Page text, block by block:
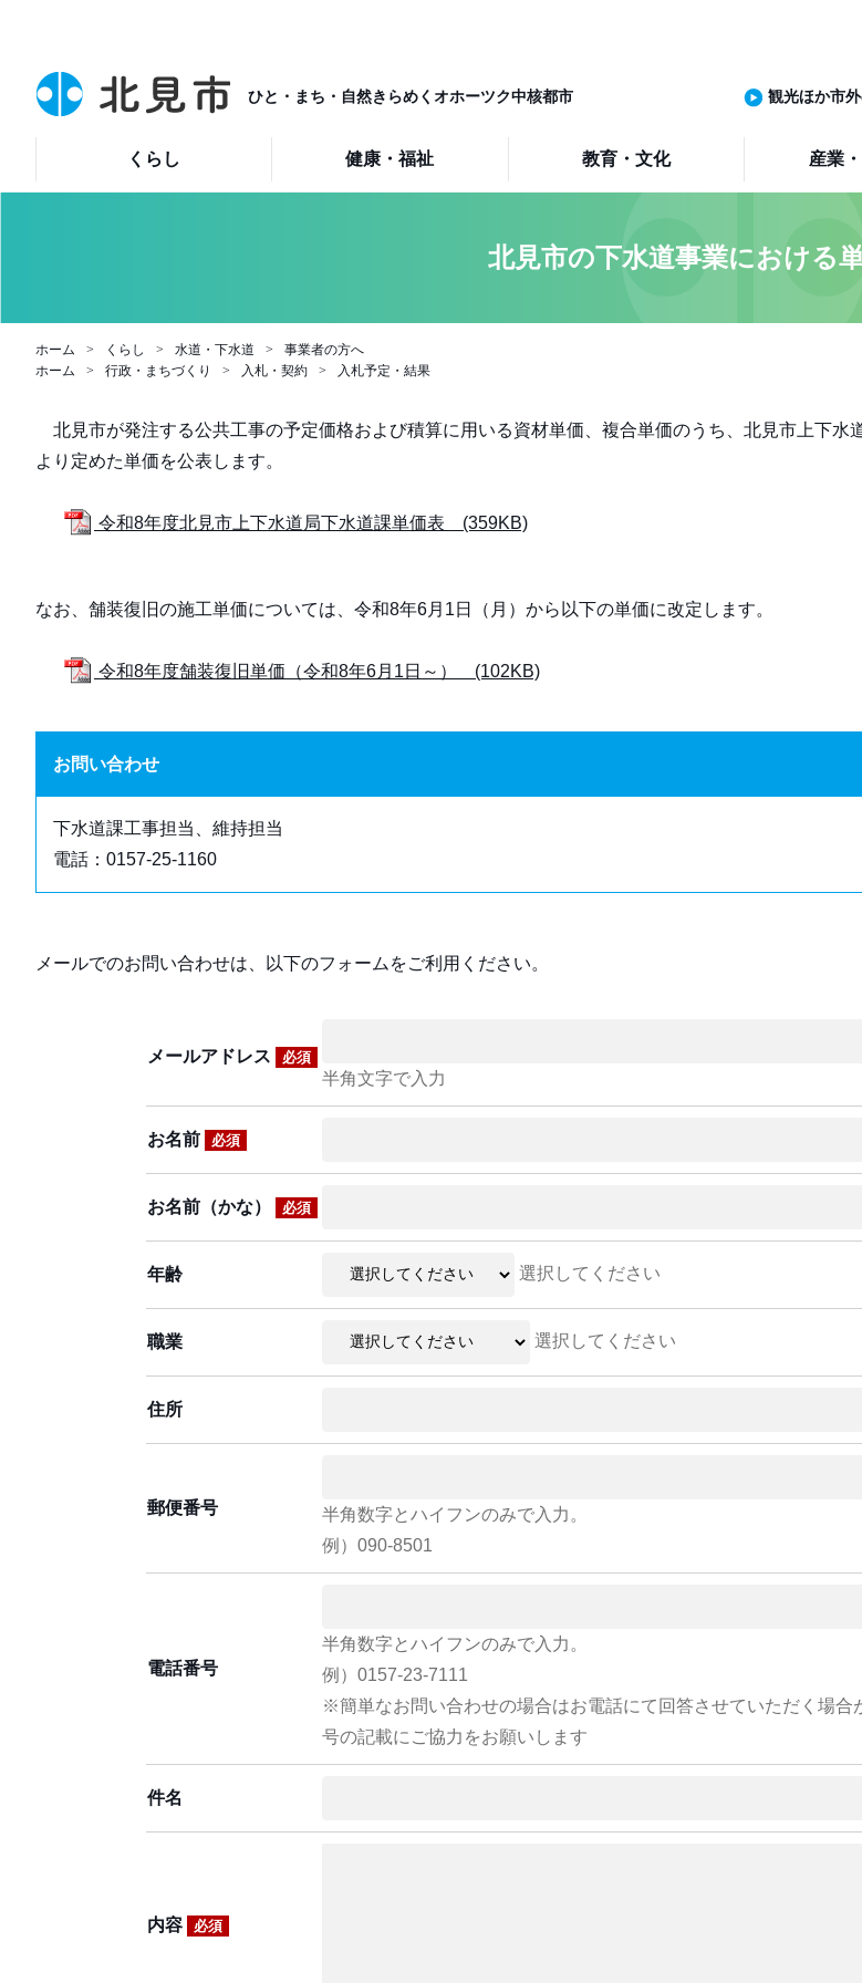
ひと・まち・自然きらめくオホーツク中核都市
くらし 健康・福祉 教育・文化 産業
観光ほか市
北見市の下水道事業における
ホーム くらし 水道・下水道
事業者の方へ
ホーム
行政・まちづくり 入札・契約 入札予定・結果
北見市が発注する公共工事の予定価格および積算に用いる資材単価、複合単価のうち、北見市上下水
より定めた単価を公表します。
令和8年度北見市上下水道局下水道課単価表 (359KB)
なお、舗装復旧の施工単価については、令和8年6月1日（月）から以下の単価に改定します。
令和8年度舗装復旧単価（令和8年6月1日～） (102KB)
お問い合わせ
下水道課工事担当、維持担当
電話：0157-25-1160
メールでのお問い合わせは、以下のフォームをご利用ください。
メールアドレス 必須
半角文字で入力
お名前 必須
お名前（かな） 必須
年齢 選択してください
職業 選択してください
住所
郵便番号
半角数字とハイフンのみで入力。
例）090-8501
電話番号
半角数字とハイフンのみで入力。
例）0157-23-7111
※簡単なお問い合わせの場合はお電話にて回答させていただく場合
号の記載にご協力をお願いします
件名
内容 必須